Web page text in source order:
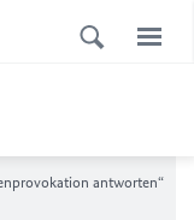
antworten“